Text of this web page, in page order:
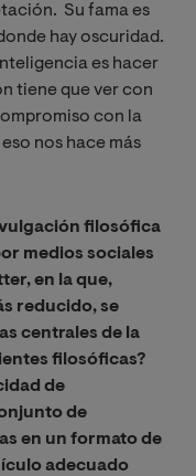
Su fama es
hay oscuridad.
es hacer
tiene que ver con
con la
nos hace más
filosófica
medios sociales
en la que,
reducido, se
centrales de la
filosóficas?
de
de
en un formato de
adecuado